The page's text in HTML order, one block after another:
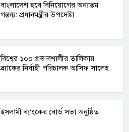
বাংলাদেশ হবে বিনিয়োগের অন্যতম
গন্তব্য: প্রধানমন্ত্রীর উপদেষ্টা
বিশ্বের ১০০ প্রভাবশালীর তালিকায়
ব্র্যাকের নির্বাহী পরিচালক আসিফ সালেহ
ইসলামী ব্যাংকের বোর্ড সভা অনুষ্ঠিত